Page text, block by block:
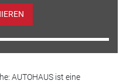
AUTOHAUS ist eine